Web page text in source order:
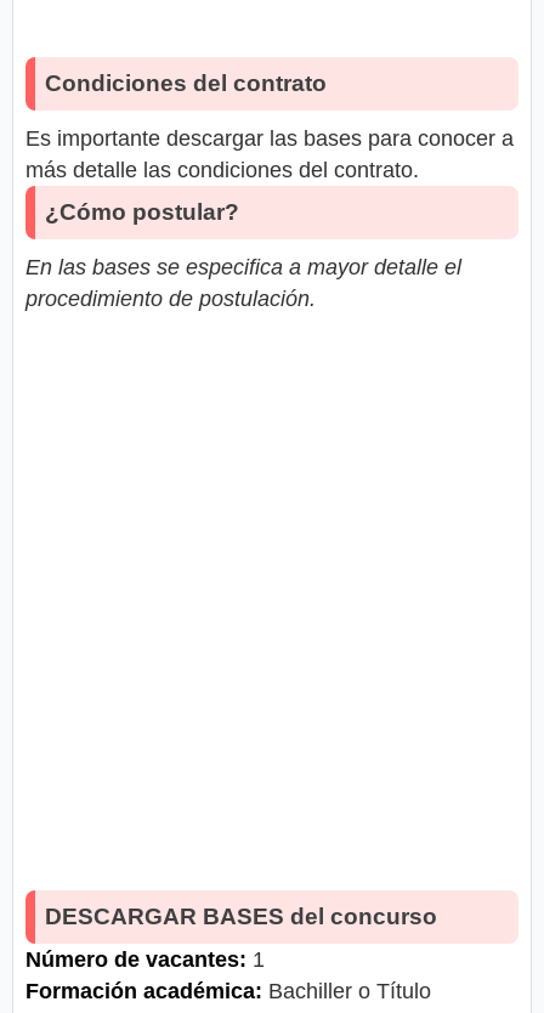
Condiciones del contrato
Es importante descargar las bases para conocer a
más detalle las condiciones del contrato.
¿Cómo postular?
En las bases se especifica a mayor detalle el
procedimiento de postulación.
DESCARGAR BASES del concurso
Número de vacantes: 1
Formación académica: Bachiller o Título